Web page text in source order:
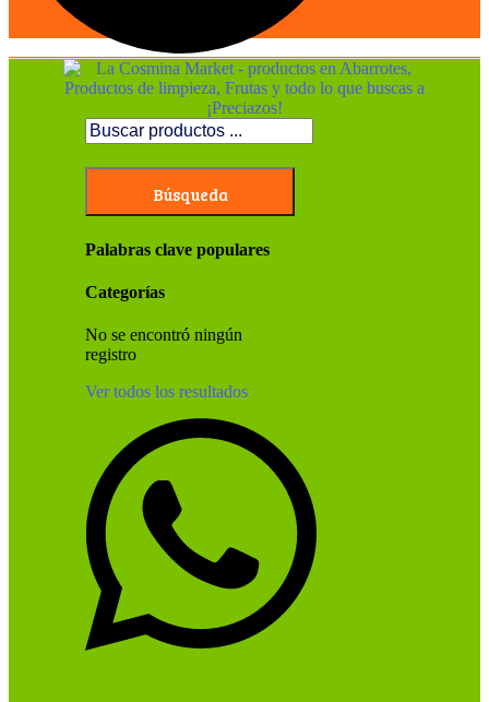
Búsqueda
Palabras clave populares
Categorías
No se encontró ningún
registro
Ver todos los resultados